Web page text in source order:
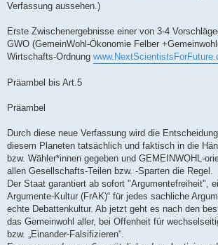
r
Verfassung aussehen.)
Erste Zwischenergebnisse einer von 3-4
GWO (GemeinWohl-Ökonomie Felber
Wirtschafts-Ordnung
Präambel bis Art.5
Präambel
Durch diese neue Verfassung wird die
diesem Planeten tatsächlich und faktisch in die
bzw. Wähler*innen gegeben und GEMEINWOHL-
allen Gesellschafts-Teilen bzw. -Sparten die Regel.
Der Staat garantiert ab sofort "Argumentefreiheit",
Argumente-Kultur (FrAK)“ für jedes sachliche
echte Debattenkultur. Ab jetzt geht es nach den
das Gemeinwohl aller, bei Offenheit für
bzw. „Einander-Falsifizieren“.